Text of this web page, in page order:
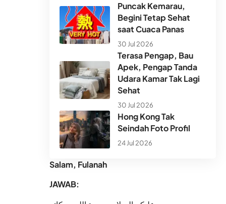
Puncak Kemarau,
Begini Tetap Sehat
saat Cuaca Panas
30 Jul 2026
Terasa Pengap, Bau
Apek, Pengap Tanda
Udara Kamar Tak Lagi
Sehat
30 Jul 2026
Hong Kong Tak
Seindah Foto Profil
24 Jul 2026
Salam, Fulanah
JAWAB: